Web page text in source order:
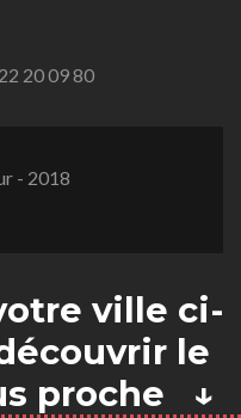
20 09 80
- 2018
ville ci-
le
proche ↓